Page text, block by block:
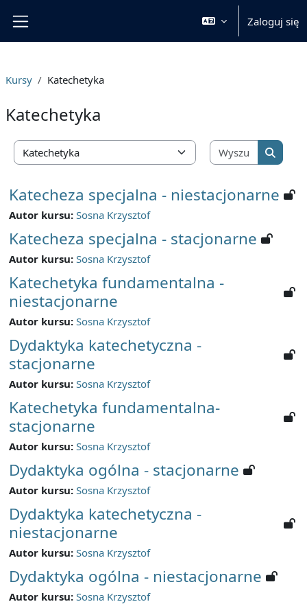
Zaloguj się
Kursy Katechetyka
Katechetyka
Kategorie kursów
Katecheza specjalna - niestacjonarne
Autor kursu: Sosna Krzysztof
Katecheza specjalna - stacjonarne
Autor kursu: Sosna Krzysztof
Katechetyka fundamentalna -
niestacjonarne
Autor kursu: Sosna Krzysztof
Dydaktyka katechetyczna -
stacjonarne
Autor kursu: Sosna Krzysztof
Katechetyka fundamentalna-
stacjonarne
Autor kursu: Sosna Krzysztof
Dydaktyka ogólna - stacjonarne
Autor kursu: Sosna Krzysztof
Dydaktyka katechetyczna -
niestacjonarne
Autor kursu: Sosna Krzysztof
Dydaktyka ogólna - niestacjonarne
Autor kursu: Sosna Krzysztof